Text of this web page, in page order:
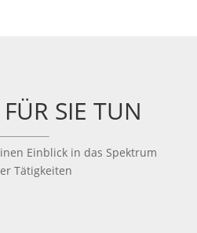
SIE TUN
Einblick in das Spektrum
Tätigkeiten